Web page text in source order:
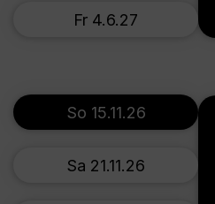
Fr 4.6.27
So 15.11.26
Sa 21.11.26